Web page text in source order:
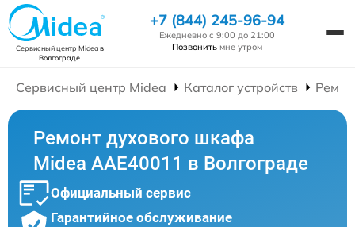
Сервисный центр Mideaв
Волгограде
+7 (844) 245-96-94
Ежедневно с 9:00 до 21:00
Позвонить мне утром
Сервисный центр Midea Каталог устройств
Ремонт духового шкафа
Midea AAE40011 в Волгограде
Официальный сервис
Гарантийное обслуживание